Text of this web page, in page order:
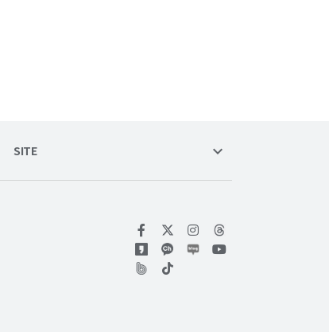
keyboard_arrow_down
SITE
위키트리 페이스북위키트리 인스타그램
위키트리 유튜브
위키트리 틱톡